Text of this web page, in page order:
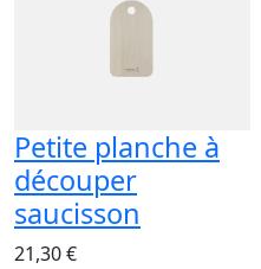
Petite planche à
découper
saucisson
21,30 €